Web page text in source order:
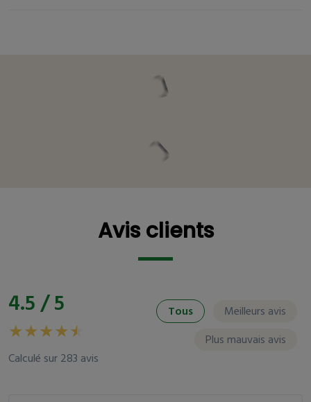
Vous pourriez être intéressé
Avis clients
4.5 / 5
Calculé sur 283 avis
Tous
Meilleurs avis
Plus mauvais avis